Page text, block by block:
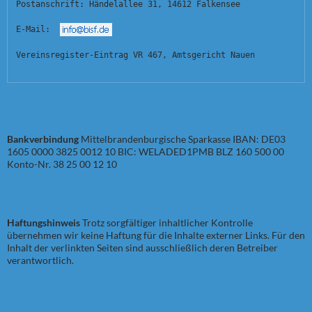
Postanschrift: Händelallee 31, 14612 Falkensee
E-Mail:
Vereinsregister-Eintrag VR 467, Amtsgericht Nauen
Bankverbindung Mittelbrandenburgische Sparkasse IBAN: DE03
1605 0000 3825 0012 10 BIC: WELADED1PMB BLZ 160 500 00
Konto-Nr. 38 25 00 12 10
HaftungshinweisTrotz sorgfältiger inhaltlicher Kontrolle
übernehmen wir keine Haftung für die Inhalte externer Links. Für den
Inhalt der verlinkten Seiten sind ausschließlich deren Betreiber
verantwortlich.